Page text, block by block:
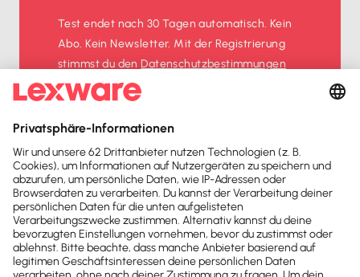
Test endet nach 30 Tagen automatisch. Kein
Abo. Kein Newsletter. Mit der Registrierung
stimmst du denDatenschutz­bestimmungen
und denAGBzu.
Sofort50%
Newsletter